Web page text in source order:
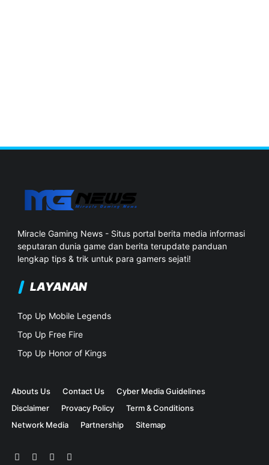
Miracle Gaming News - Situs portal berita media informasi
seputaran dunia game dan berita terupdate panduan
lengkap tips & trik untuk para gamers sejati!
LAYANAN
Top Up Mobile Legends
Top Up Free Fire
Top Up Honor of Kings
Abouts Us Contact Us
Cyber Media Guidelines
Disclaimer
Provacy Policy
Term & Conditions
Network Media
Partnership Sitemap